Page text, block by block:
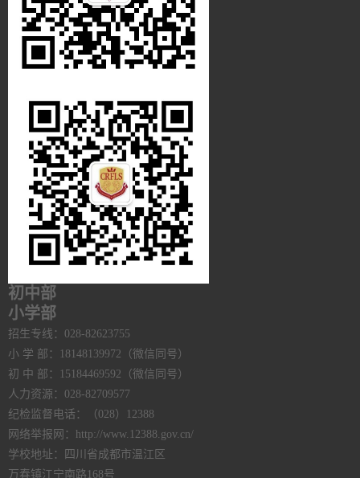
初中部
小学部
招生专线：028-82623755
小 学 部：18148139972（微信同号）
初 中 部：15184469592（微信同号）
人力资源：028-82709577
纪检监督电话：（028）12388
网络举报网：http://www.12388.gov.cn/
学校地址：四川省成都市温江区
万春镇江宁南路168号